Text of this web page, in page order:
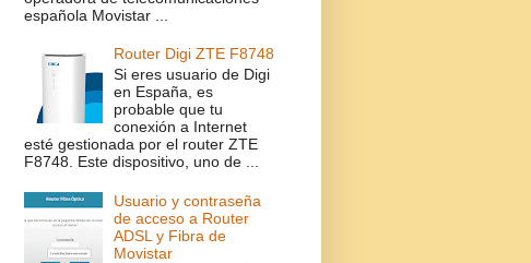
española Movistar ...
Router Digi ZTE F8748
Si eres usuario de Digi
en España, es
probable que tu
conexión a Internet
esté gestionada por el router ZTE
F8748. Este dispositivo, uno de ...
Usuario y contraseña
de acceso a Router
ADSL y Fibra de
Movistar